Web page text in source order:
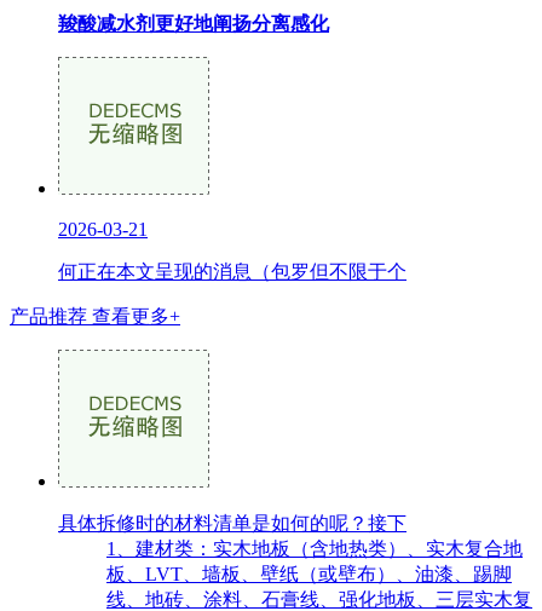
羧酸减水剂更好地阐扬分离感化
2026-03-21
何正在本文呈现的消息（包罗但不限于个
产品推荐 查看更多+
具体拆修时的材料清单是如何的呢？接下
1、建材类：实木地板（含地热类）、实木复合地
板、LVT、墙板、壁纸（或壁布）、油漆、踢脚
线、地砖、涂料、石膏线、强化地板、三层实木复